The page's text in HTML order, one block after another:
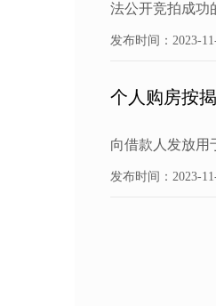
法公开竞拍成功
发布时间：2023-
个人购房按
向借款人发放用
发布时间：2023-